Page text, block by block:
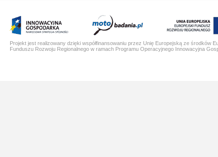
Projekt jest realizowany dzięki współfinansowaniu przez Unię Europejską ze środków
Funduszu Rozwoju Regionalnego w ramach Programu Operacyjnego Innowacyjna